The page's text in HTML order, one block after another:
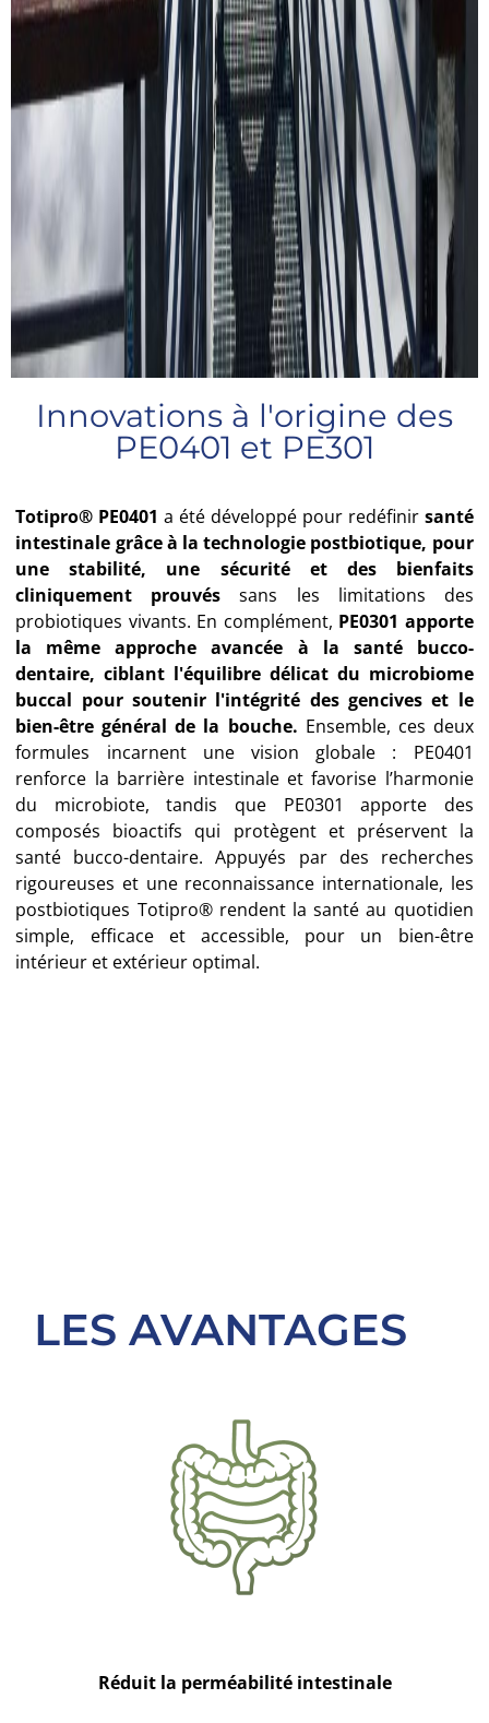
Innovations à l'origine des
PE0401 et PE301
Totipro® PE0401 a été développé pour redéfinir santé
intestinale grâce à la technologie postbiotique, pour
une stabilité, une sécurité et des bienfaits
cliniquement prouvés sans les limitations des
probiotiques vivants. En complément, PE0301 apporte
la même approche avancée à la santé bucco-
dentaire, ciblant l'équilibre délicat du microbiome
buccal pour soutenir l'intégrité des gencives et le
bien-être général de la bouche. Ensemble, ces deux
formules incarnent une vision globale : PE0401
renforce la barrière intestinale et favorise l’harmonie
du microbiote, tandis que PE0301 apporte des
composés bioactifs qui protègent et préservent la
santé bucco-dentaire. Appuyés par des recherches
rigoureuses et une reconnaissance internationale, les
postbiotiques Totipro® rendent la santé au quotidien
simple, efficace et accessible, pour un bien-être
intérieur et extérieur optimal.
LES AVANTAGES
Réduit la perméabilité intestinale